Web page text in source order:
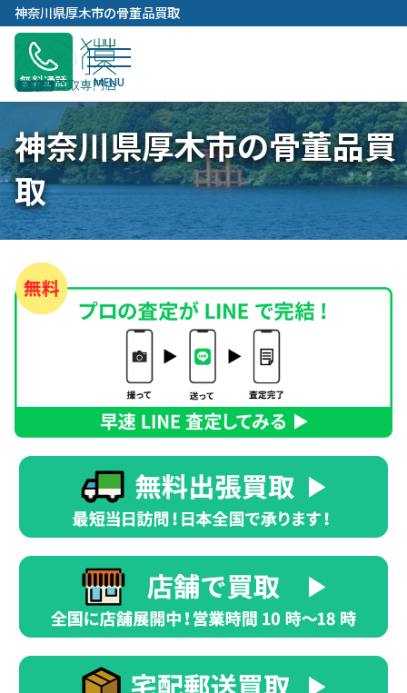
容
キ
ッ
プ
神奈川県厚木市の骨董品買取
無料通話
神奈川県厚木市の骨董品買
取